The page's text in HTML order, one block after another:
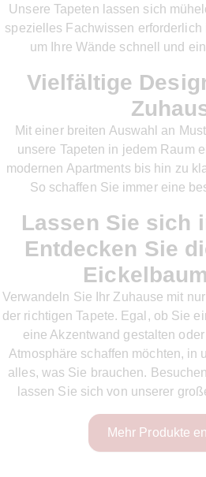
Unsere Tapeten lassen sich
spezielles Fachwissen erforderlich
um Ihre Wände schnell und
Vielfältige
Mit einer breiten Auswahl an
unsere Tapeten in jedem Raum
modernen Apartments bis hin zu
So schaffen Sie immer eine
Lassen Sie sich
Entdecken Sie
Verwandeln Sie Ihr Zuhause mit
der richtigen Tapete. Egal, ob Sie
eine Akzentwand gestalten
Atmosphäre schaffen möchten, in
alles, was Sie brauchen.
lassen Sie sich von unserer
Mehr Produkte